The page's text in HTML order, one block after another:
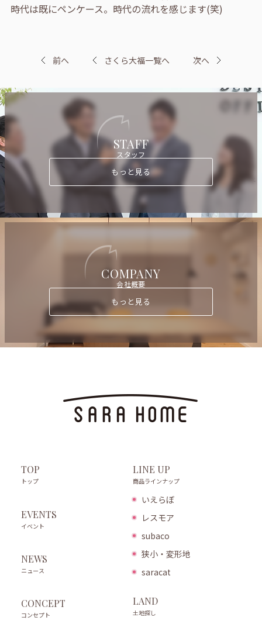
時代は既にペンケース。時代の流れを感じます(笑)
前へ さくら大福一覧へ 次へ
STAFF
スタッフ
もっと見る
COMPANY
会社概要
もっと見る
TOP
トップ
EVENTS
イベント
NEWS
ニュース
CONCEPT
コンセプト
LINE UP
商品ラインナップ
いえらぼ
レスモア
subaco
狭小・変形地
saracat
LAND
土地探し